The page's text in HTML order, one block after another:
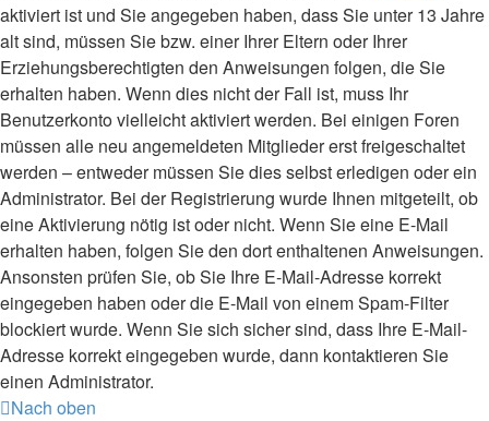
aktiviert ist und Sie angegeben haben, dass Sie unter 13 Jahre
alt sind, müssen Sie bzw. einer Ihrer Eltern oder Ihrer
Erziehungsberechtigten den Anweisungen folgen, die Sie
erhalten haben. Wenn dies nicht der Fall ist, muss Ihr
Benutzerkonto vielleicht aktiviert werden. Bei einigen Foren
müssen alle neu angemeldeten Mitglieder erst freigeschaltet
werden – entweder müssen Sie dies selbst erledigen oder ein
Administrator. Bei der Registrierung wurde Ihnen mitgeteilt, ob
eine Aktivierung nötig ist oder nicht. Wenn Sie eine E-Mail
erhalten haben, folgen Sie den dort enthaltenen Anweisungen.
Ansonsten prüfen Sie, ob Sie Ihre E-Mail-Adresse korrekt
eingegeben haben oder die E-Mail von einem Spam-Filter
blockiert wurde. Wenn Sie sich sicher sind, dass Ihre E-Mail-
Adresse korrekt eingegeben wurde, dann kontaktieren Sie
einen Administrator.
Nach oben